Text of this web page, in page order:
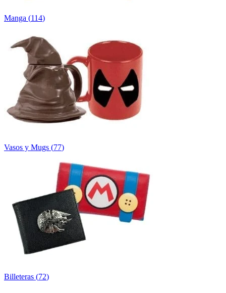
Manga (114)
Vasos y Mugs (77)
Billeteras (72)